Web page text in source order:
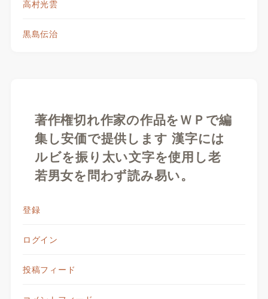
高村光雲
黒島伝治
著作権切れ作家の作品をＷＰで編
集し安価で提供します 漢字には
ルビを振り太い文字を使用し老
若男女を問わず読み易い。
登録
ログイン
投稿フィード